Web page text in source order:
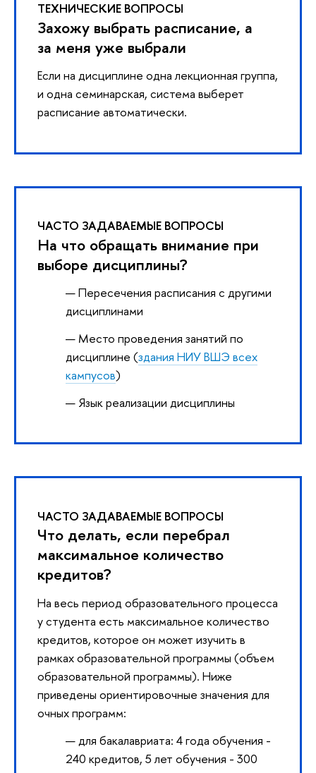
ТЕХНИЧЕСКИЕ ВОПРОСЫ
Захожу выбрать расписание, а
за меня уже выбрали
Если на дисциплине одна лекционная группа,
и одна семинарская, система выберет
расписание автоматически.
ЧАСТО ЗАДАВАЕМЫЕ ВОПРОСЫ
На что обращать внимание при
выборе дисциплины?
Пересечения расписания с другими
дисциплинами
Место проведения занятий по
дисциплине (здания НИУ ВШЭ всех
кампусов)
Язык реализации дисциплины
ЧАСТО ЗАДАВАЕМЫЕ ВОПРОСЫ
Что делать, если перебрал
максимальное количество
кредитов?
На весь период образовательного процесса
у студента есть максимальное количество
кредитов, которое он может изучить в
рамках образовательной программы (объем
образовательной программы). Ниже
приведены ориентировочные значения для
очных программ:
для бакалавриата: 4 года обучения -
240 кредитов, 5 лет обучения - 300